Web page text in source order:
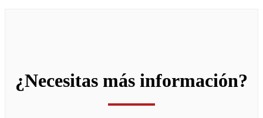
¿Necesitas más información?